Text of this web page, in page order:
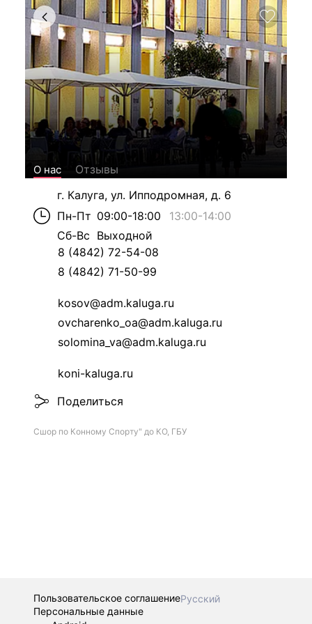
О нас
Отзывы
г. Калуга, ул. Ипподромная, д. 6
Пн-Пт 09:00-18:00 13:00-14:00
Сб-Вс Выходной
8 (4842) 72-54-08
8 (4842) 71-50-99
kosov@adm.kaluga.ru
ovcharenko_oa@adm.kaluga.ru
solomina_va@adm.kaluga.ru
koni-kaluga.ru
Поделиться
Сшор по Конному Спорту" до КО, ГБУ
Пользовательское соглашениеРусский
Персональные данные